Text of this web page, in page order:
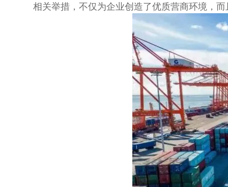
相关举措，不仅为企业创造了优质营商环境，